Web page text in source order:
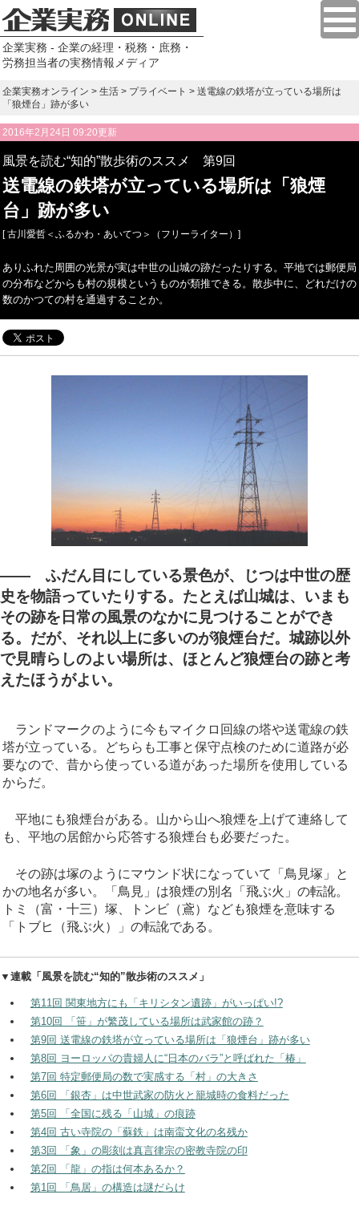
企業実務 - 企業の経理・税務・庶務・
労務担当者の実務情報メディア
企業実務オンライン > 生活 > プライベート > 送電線の鉄塔が立っている場所は
「狼煙台」跡が多い
2016年2月24日 09:20更新
風景を読む“知的”散歩術のススメ 第9回
送電線の鉄塔が立っている場所は「狼煙
台」跡が多い
[ 古川愛哲＜ふるかわ・あいてつ＞（フリーライター）]
ありふれた周囲の光景が実は中世の山城の跡だったりする。平地では郵便局
の分布などからも村の規模というものが類推できる。散歩中に、どれだけの
数のかつての村を通過することか。
―― ふだん目にしている景色が、じつは中世の歴
史を物語っていたりする。たとえば山城は、いまも
その跡を日常の風景のなかに見つけることができ
る。だが、それ以上に多いのが狼煙台だ。城跡以外
で見晴らしのよい場所は、ほとんど狼煙台の跡と考
えたほうがよい。
ランドマークのように今もマイクロ回線の塔や送電線の鉄
塔が立っている。どちらも工事と保守点検のために道路が必
要なので、昔から使っている道があった場所を使用している
からだ。
平地にも狼煙台がある。山から山へ狼煙を上げて連絡して
も、平地の居館から応答する狼煙台も必要だった。
その跡は塚のようにマウンド状になっていて「鳥見塚」と
かの地名が多い。「鳥見」は狼煙の別名「飛ぶ火」の転訛。
トミ（富・十三）塚、トンビ（鳶）なども狼煙を意味する
「トブヒ（飛ぶ火）」の転訛である。
▼連載「風景を読む“知的”散歩術のススメ」
第11回 関東地方にも「キリシタン遺跡」がいっぱい!?
第10回 「笹」が繁茂している場所は武家館の跡？
第9回 送電線の鉄塔が立っている場所は「狼煙台」跡が多い
第8回 ヨーロッパの貴婦人に“日本のバラ”と呼ばれた「椿」
第7回 特定郵便局の数で実感する「村」の大きさ
第6回 「銀杏」は中世武家の防火と籠城時の食料だった
第5回 「全国に残る「山城」の痕跡
第4回 古い寺院の「蘇鉄」は南蛮文化の名残か
第3回 「象」の彫刻は真言律宗の密教寺院の印
第2回 「龍」の指は何本あるか？
第1回 「鳥居」の構造は謎だらけ